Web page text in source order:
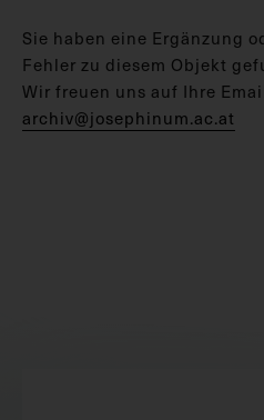
Sie haben eine Ergänzung
Fehler zu diesem Objekt
Wir freuen uns auf Ihre
archiv@josephinum.ac.at